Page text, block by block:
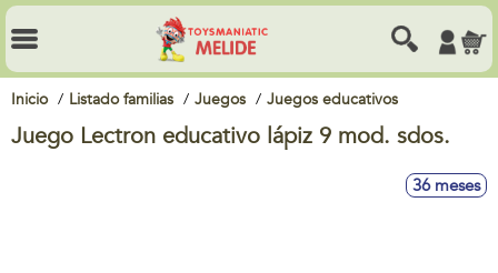
Inicio Listado familias Juegos Juegos educativos
Juego Lectron educativo lápiz 9 mod. sdos.
36 meses